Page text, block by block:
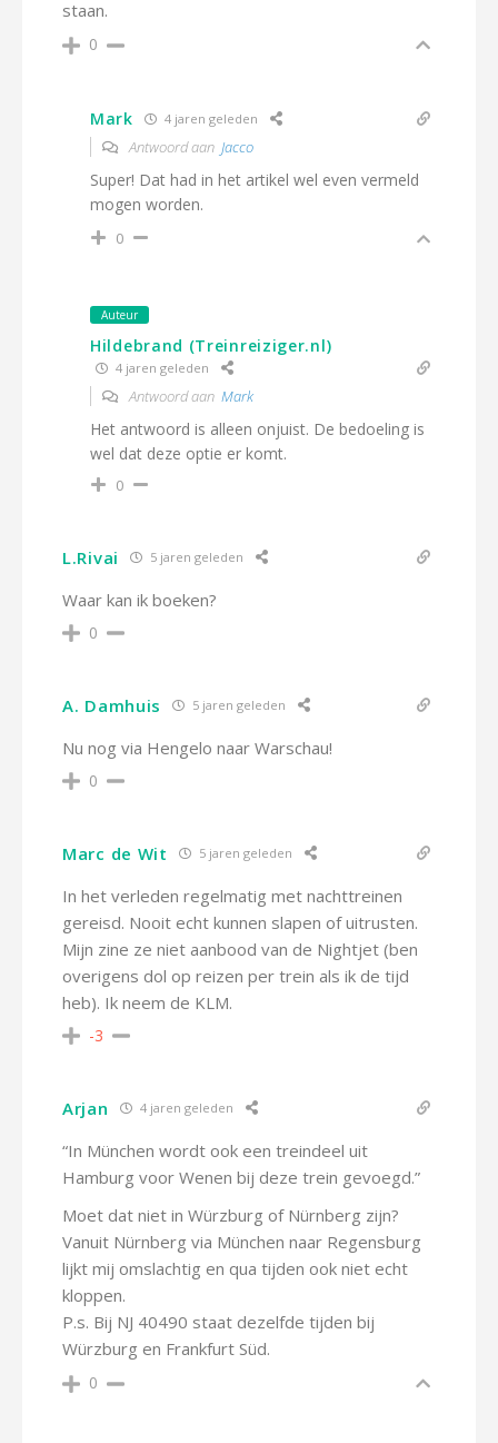
staan.
0
Mark 4 jaren geleden
Antwoord aan Jacco
Super! Dat had in het artikel wel even vermeld
mogen worden.
0
Auteur
Hildebrand (Treinreiziger.nl)
4 jaren geleden
Antwoord aan Mark
Het antwoord is alleen onjuist. De bedoeling is
wel dat deze optie er komt.
0
L.Rivai 5 jaren geleden
Waar kan ik boeken?
0
A. Damhuis 5 jaren geleden
Nu nog via Hengelo naar Warschau!
0
Marc de Wit 5 jaren geleden
In het verleden regelmatig met nachttreinen
gereisd. Nooit echt kunnen slapen of uitrusten.
Mijn zine ze niet aanbood van de Nightjet (ben
overigens dol op reizen per trein als ik de tijd
heb). Ik neem de KLM.
-3
Arjan 4 jaren geleden
“In München wordt ook een treindeel uit
Hamburg voor Wenen bij deze trein gevoegd.”
Moet dat niet in Würzburg of Nürnberg zijn?
Vanuit Nürnberg via München naar Regensburg
lijkt mij omslachtig en qua tijden ook niet echt
kloppen.
P.s. Bij NJ 40490 staat dezelfde tijden bij
Würzburg en Frankfurt Süd.
0